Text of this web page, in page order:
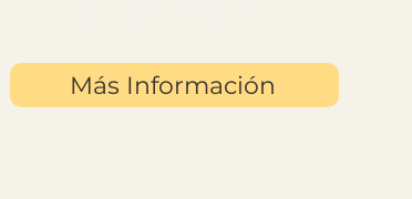
Más Información